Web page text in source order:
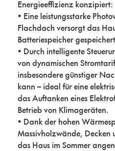
Energieeffizienz konzipiert:
• Eine leistungsstarke
Flachdach versorgt das
Batteriespeicher
• Durch intelligente
von dynamischen
insbesondere günstiger
kann – ideal für eine
das Auftanken eines
Betrieb von Klimageräten.
• Dank der hohen
Massivholzwände, Decken
das Haus im Sommer